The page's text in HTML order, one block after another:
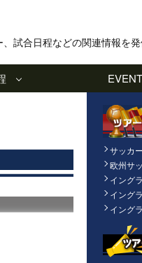
試合日程などの関連情報を
サッカ
欧州サ
イング
イング
イング